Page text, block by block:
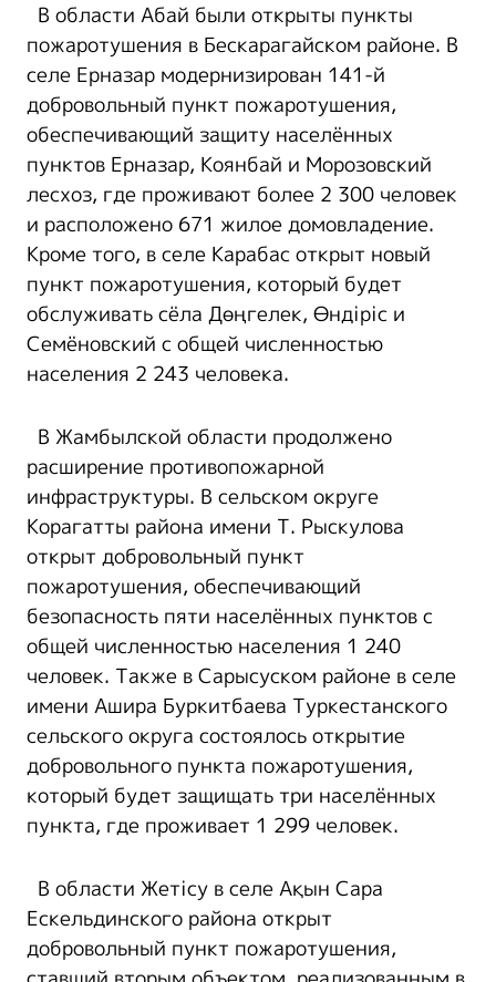
В области Абай были открыты пункты
пожаротушения в Бескарагайском районе. В
селе Ерназар модернизирован 141-й
добровольный пункт пожаротушения,
обеспечивающий защиту населённых
пунктов Ерназар, Коянбай и Морозовский
лесхоз, где проживают более 2 300 человек
и расположено 671 жилое домовладение.
Кроме того, в селе Карабас открыт новый
пункт пожаротушения, который будет
обслуживать сёла Дөңгелек, Өндіріс и
Семёновский с общей численностью
населения 2 243 человека.
В Жамбылской области продолжено
расширение противопожарной
инфраструктуры. В сельском округе
Корагатты района имени Т. Рыскулова
открыт добровольный пункт
пожаротушения, обеспечивающий
безопасность пяти населённых пунктов с
общей численностью населения 1 240
человек. Также в Сарысуском районе в селе
имени Ашира Буркитбаева Туркестанского
сельского округа состоялось открытие
добровольного пункта пожаротушения,
который будет защищать три населённых
пункта, где проживает 1 299 человек.
В области Жетісу в селе Ақын Сара
Ескельдинского района открыт
добровольный пункт пожаротушения,